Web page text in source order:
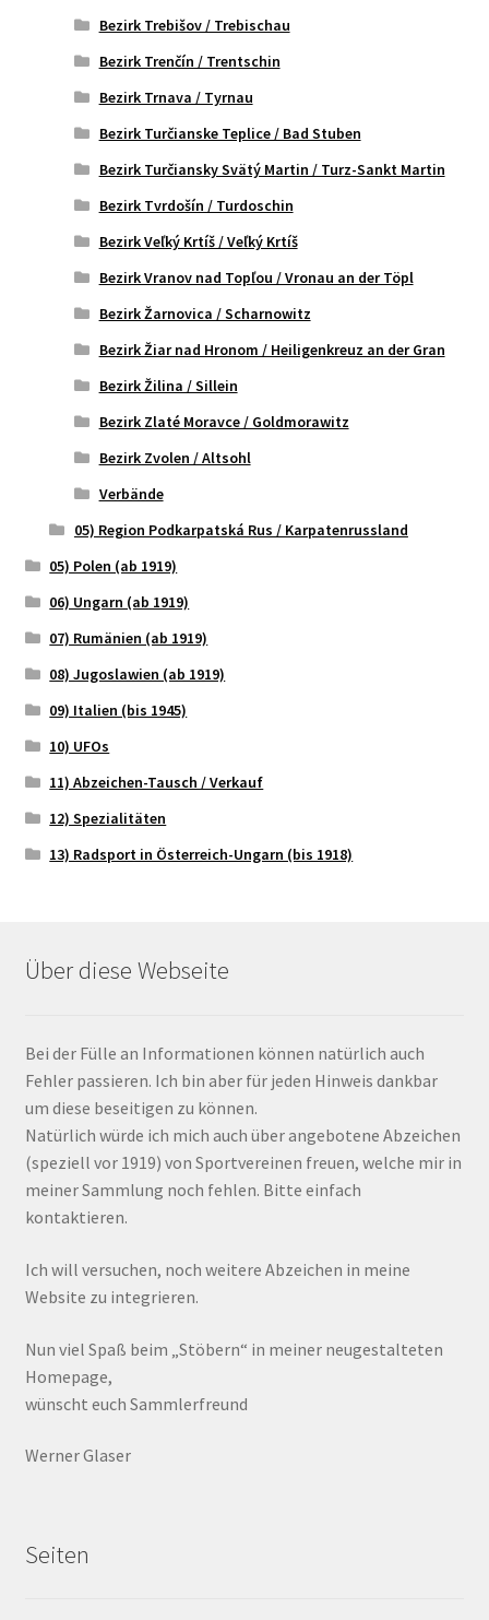
Bezirk Trebišov / Trebischau
Bezirk Trenčín / Trentschin
Bezirk Trnava / Tyrnau
Bezirk Turčianske Teplice / Bad Stuben
Bezirk Turčiansky Svätý Martin / Turz-Sankt Martin
Bezirk Tvrdošín / Turdoschin
Bezirk Veľký Krtíš / Veľký Krtíš
Bezirk Vranov nad Topľou / Vronau an der Töpl
Bezirk Žarnovica / Scharnowitz
Bezirk Žiar nad Hronom / Heiligenkreuz an der Gran
Bezirk Žilina / Sillein
Bezirk Zlaté Moravce / Goldmorawitz
Bezirk Zvolen / Altsohl
Verbände
05) Region Podkarpatská Rus / Karpatenrussland
05) Polen (ab 1919)
06) Ungarn (ab 1919)
07) Rumänien (ab 1919)
08) Jugoslawien (ab 1919)
09) Italien (bis 1945)
10) UFOs
11) Abzeichen-Tausch / Verkauf
12) Spezialitäten
13) Radsport in Österreich-Ungarn (bis 1918)
Über diese Webseite
Bei der Fülle an Informationen können natürlich auch
Fehler passieren. Ich bin aber für jeden Hinweis dankbar
um diese beseitigen zu können.
Natürlich würde ich mich auch über angebotene Abzeichen
(speziell vor 1919) von Sportvereinen freuen, welche mir in
meiner Sammlung noch fehlen. Bitte einfach
kontaktieren.
Ich will versuchen, noch weitere Abzeichen in meine
Website zu integrieren.
Nun viel Spaß beim „Stöbern“ in meiner neugestalteten
Homepage,
wünscht euch Sammlerfreund
Werner Glaser
Seiten